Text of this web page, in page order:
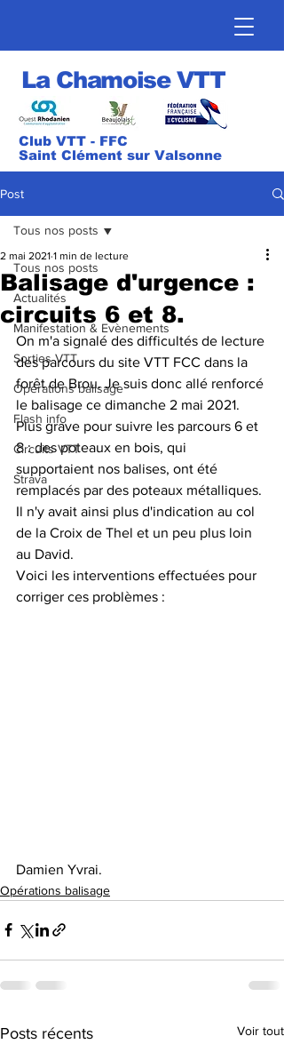
La Chamoise VTT
Club VTT - FFC
Saint Clément sur Valsonne
Post
Tous nos posts
Actualités
Manifestation & Evènements
Sorties VTT
Opérations balisage
Flash info
Circuits VTT
Strava
Tous nos posts
Balisage d'urgence :
circuits 6 et 8.
2 mai 2021 1 min de lecture
On m'a signalé des difficultés de lecture
des parcours du site VTT FCC dans la
forêt de Brou. Je suis donc allé renforcé
le balisage ce dimanche 2 mai 2021.
Plus grave pour suivre les parcours 6 et
8 : des poteaux en bois, qui
supportaient nos balises, ont été
remplacés par des poteaux métalliques.
Il n'y avait ainsi plus d'indication au col
de la Croix de Thel et un peu plus loin
au David.
Voici les interventions effectuées pour
corriger ces problèmes :
Damien Yvrai.
Opérations balisage
Posts récents Voir tout